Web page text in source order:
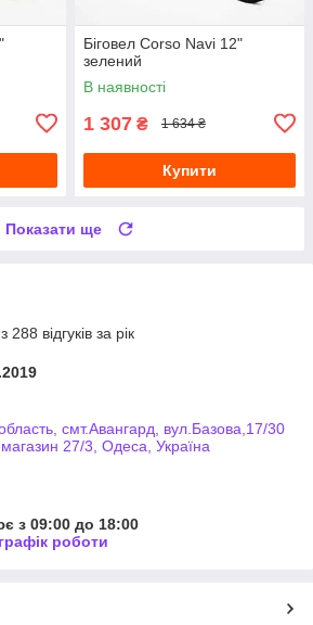
Біговел Corso Navi 12"
зелений
В наявності
1 307 ₴ 1 634 ₴
Купити
Показати ще
відгуків за рік
смт.Авангард, вул.Базова,17/30
27/3, Одеса, Україна
з 09:00 до 18:00
роботи